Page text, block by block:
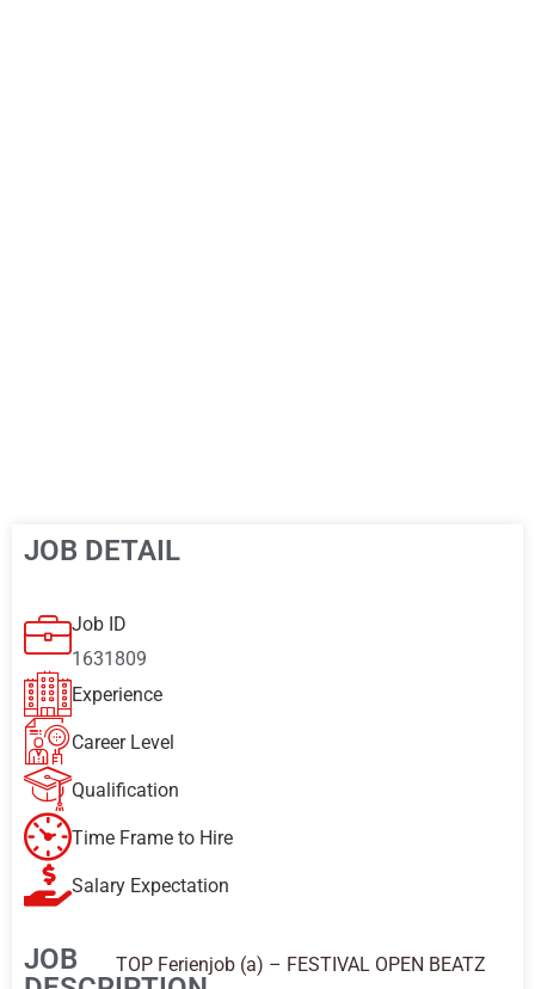
JOB DETAIL
Job ID
1631809
Experience
Career Level
Qualification
Time Frame to Hire
Salary Expectation
JOB
TOP Ferienjob (a) – FESTIVAL OPEN BEATZ